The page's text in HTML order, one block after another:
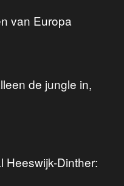
van Europa
de jungle in,
Heeswijk-Dinther: